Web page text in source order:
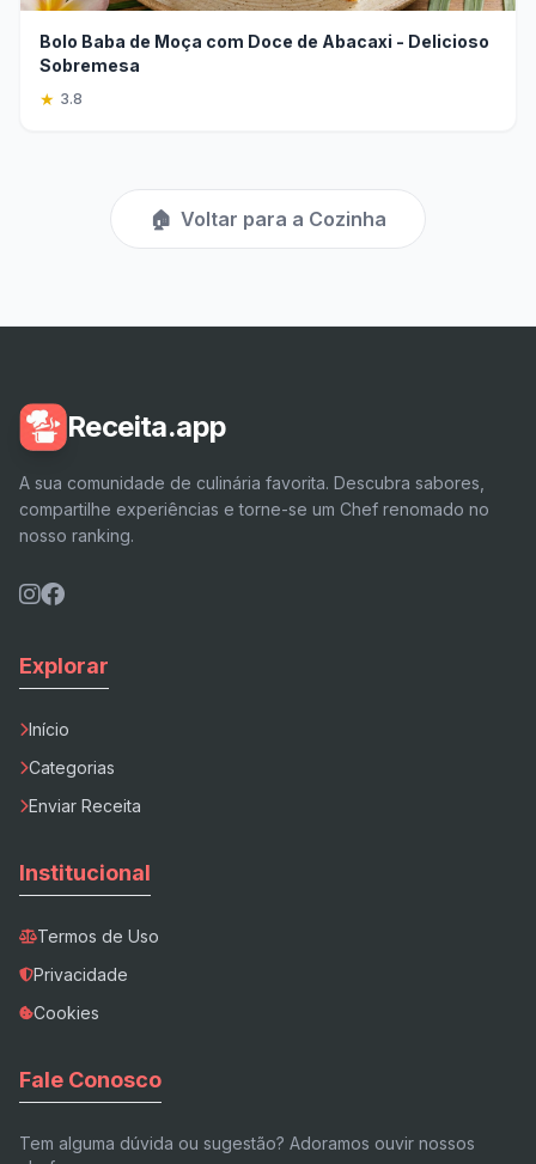
Bolo Baba de Moça com Doce de Abacaxi - Delicioso
Sobremesa
★ 3.8
🏠 Voltar para a Cozinha
Receita.app
A sua comunidade de culinária favorita. Descubra sabores,
compartilhe experiências e torne-se um Chef renomado no
nosso ranking.
Explorar
Início
Categorias
Enviar Receita
Institucional
Termos de Uso
Privacidade
Cookies
Fale Conosco
Tem alguma dúvida ou sugestão? Adoramos ouvir nossos